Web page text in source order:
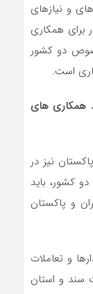
و نیازهای
برای همکاری
دو کشور
است.
همکاری های
نیز در
کشور، باید
و پاکستان
و تعاملات
سند و استان